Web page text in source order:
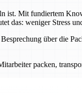
ist. Mit fundiertem
das: weniger Stress
über die
packen,